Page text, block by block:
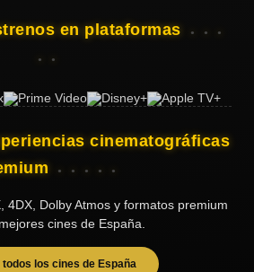
en plataformas
cinematográficas
4DX, Dolby Atmos y formatos premium
cines de España.
todos los cines de España